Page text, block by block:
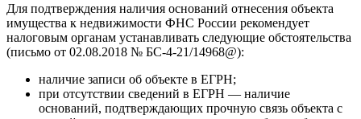
Для подтверждения наличия оснований отнесения объекта
имущества к недвижимости ФНС России рекомендует
налоговым органам устанавливать следующие обстоятельства
(письмо от 02.08.2018 № БС-4-21/14968@):
наличие записи об объекте в ЕГРН;
при отсутствии сведений в ЕГРН — наличие
оснований, подтверждающих прочную связь объекта с